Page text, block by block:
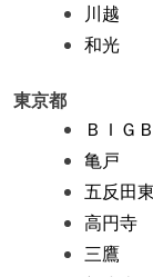
川越
和光
東京都
ＢＩＧ
亀戸
五反田
高円寺
三鷹